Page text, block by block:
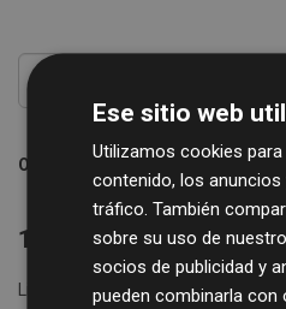
Ordenar por
1 conjunto de datos
Licencias:
Creative Commons
Ese sitio web
Utilizamos cookies
contenido, los
tráfico. También
sobre su uso de
socios de publicidad y
pueden combinarla